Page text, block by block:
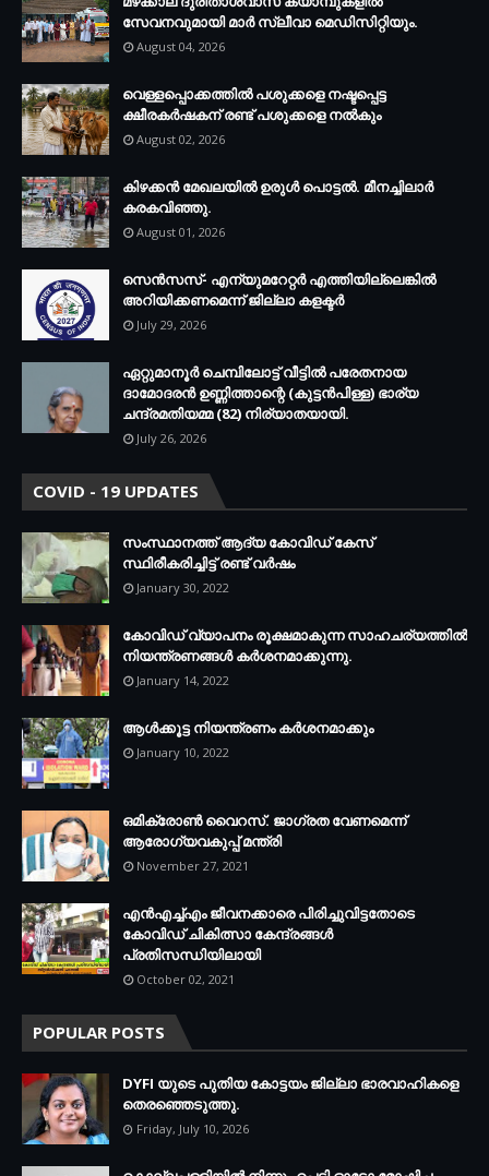
സേവനവുമായി മാർ സ്ലീവാ മെഡിസിറ്റിയും.
August 04, 2026
വെള്ളപ്പൊക്കത്തില്‍ പശുക്കളെ നഷ്ടപ്പെട്ട
ക്ഷീരകര്‍ഷകന് രണ്ട് പശുക്കളെ നല്‍കും
August 02, 2026
കിഴക്കന്‍ മേഖലയില്‍ ഉരുള്‍ പൊട്ടല്‍. മീനച്ചിലാര്‍
കരകവിഞ്ഞു.
August 01, 2026
സെന്‍സസ്- എന്യുമറേറ്റര്‍ എത്തിയില്ലെങ്കില്‍
അറിയിക്കണമെന്ന് ജില്ലാ കളക്ടര്‍
July 29, 2026
ഏറ്റുമാനൂര്‍ ചെമ്പിലോട്ട് വീട്ടില്‍ പരേതനായ
ദാമോദരന്‍ ഉണ്ണിത്താന്റെ (കുട്ടന്‍പിള്ള) ഭാര്യ
ചന്ദ്രമതിയമ്മ (82) നിര്യാതയായി.
July 26, 2026
COVID - 19 UPDATES
സംസ്ഥാനത്ത് ആദ്യ കോവിഡ് കേസ്
സ്ഥിരീകരിച്ചിട്ട് രണ്ട് വര്‍ഷം
January 30, 2022
കോവിഡ് വ്യാപനം രൂക്ഷമാകുന്ന സാഹചര്യത്തില്‍
നിയന്ത്രണങ്ങള്‍ കര്‍ശനമാക്കുന്നു.
January 14, 2022
ആള്‍ക്കൂട്ട നിയന്ത്രണം കര്‍ശനമാക്കും
January 10, 2022
ഒമിക്രോണ്‍ വൈറസ്. ജാഗ്രത വേണമെന്ന്
ആരോഗ്യവകുപ്പ് മന്ത്രി
November 27, 2021
എന്‍എച്ച്എം ജീവനക്കാരെ പിരിച്ചുവിട്ടതോടെ
കോവിഡ് ചികിത്സാ കേന്ദ്രങ്ങള്‍
പ്രതിസന്ധിയിലായി
October 02, 2021
POPULAR POSTS
DYFI യുടെ പുതിയ കോട്ടയം ജില്ലാ ഭാരവാഹികളെ
തെരഞ്ഞെടുത്തു.
Friday, July 10, 2026